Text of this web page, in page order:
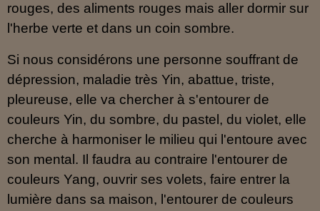
rouges, des aliments rouges mais aller dormir sur
l'herbe verte et dans un coin sombre.
Si nous considérons une personne souffrant de
dépression, maladie très Yin, abattue, triste,
pleureuse, elle va chercher à s'entourer de
couleurs Yin, du sombre, du pastel, du violet, elle
cherche à harmoniser le milieu qui l'entoure avec
son mental. Il faudra au contraire l'entourer de
couleurs Yang, ouvrir ses volets, faire entrer la
lumière dans sa maison, l'entourer de couleurs